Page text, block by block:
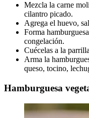
Mezcla la carne
cilantro picado.
Agrega el huevo,
Forma
congelación.
Cuécelas a la
Arma la
queso, tocino,
Hamburguesa